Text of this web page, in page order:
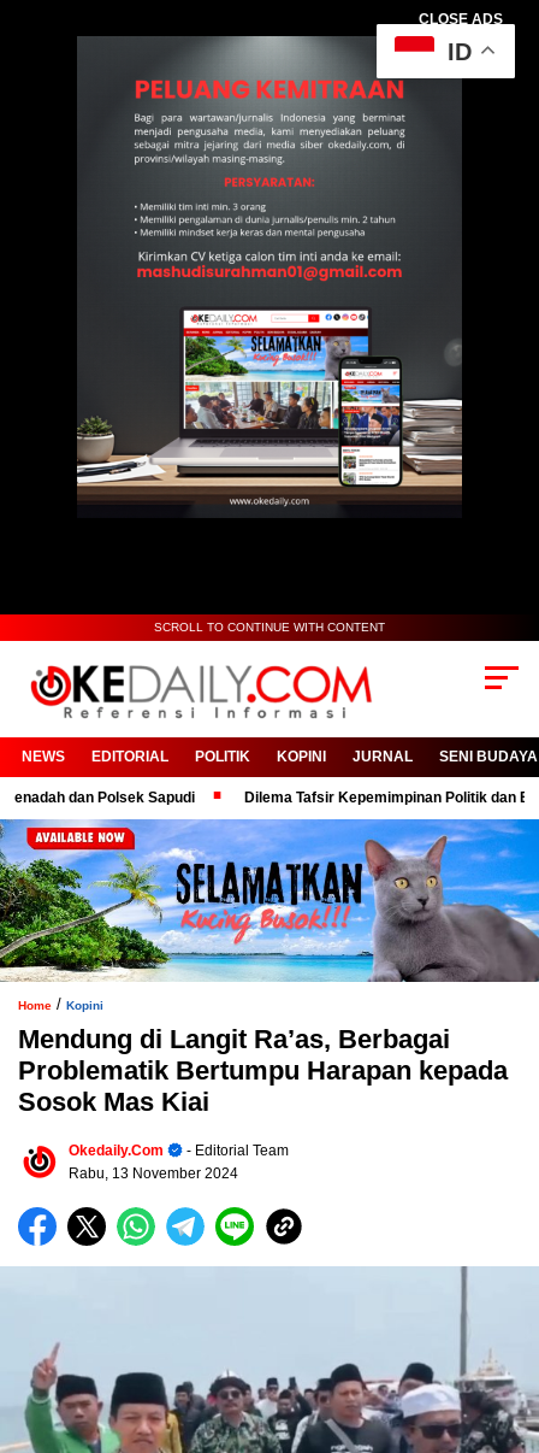
CLOSE ADS
SCROLL TO CONTINUE WITH CONTENT
NEWS EDITORIAL POLITIK KOPINI JURNAL SENI BUDAYA
dan Polsek Sapudi Dilema Tafsir Kepemimpinan Politik dan Birokrasi
Home / Kopini
Mendung di Langit Ra’as, Berbagai
Problematik Bertumpu Harapan kepada
Sosok Mas Kiai
Okedaily.com
- Editorial Team
Rabu, 13 November 2024
ID